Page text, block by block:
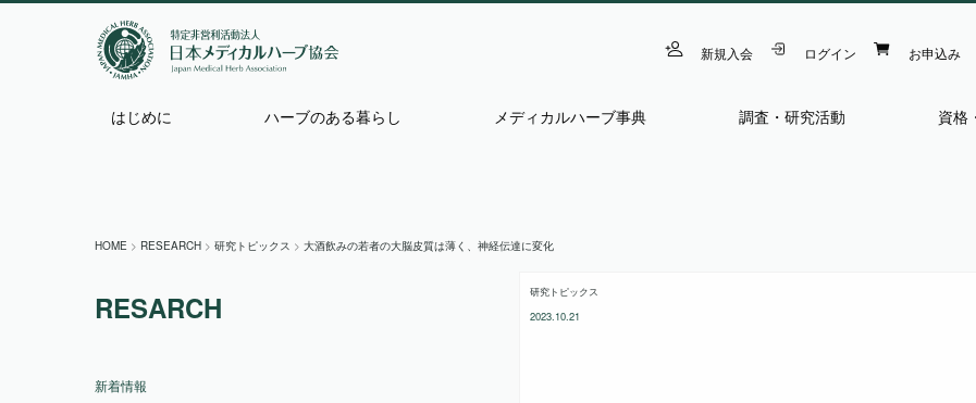
新規入会 ログイン お申込み
はじめに ハーブのある暮らし メディカルハーブ事典 調査・研究活動 資格
HOME > RESEARCH > 研究トピックス > 大酒飲みの若者の大脳皮質は薄く、神経伝達に変化
RESARCH
新着情報
研究トピックス
2023.10.21